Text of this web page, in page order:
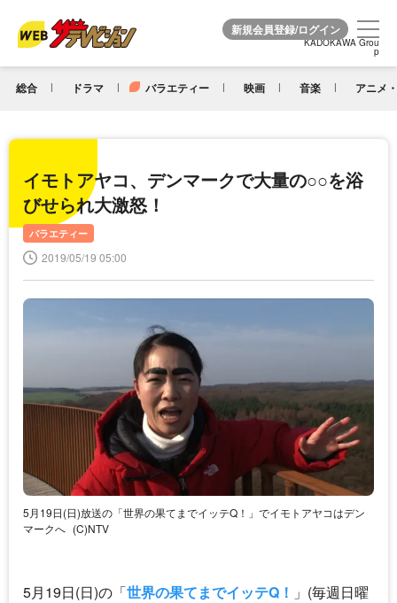
KADOKAWA Grou
p
総合 ドラマ バラエティー 映画 音楽 アニメ
KADOKAWA Grou
p
イモトアヤコ、デンマークで大量の○○を浴
びせられ大激怒！
バラエティー
2019/05/19 05:00
5月19日(日)放送の「世界の果てまでイッテQ！」でイモトアヤコはデン
マークへ (C)NTV
5月19日(日)の「世界の果てまでイッテQ！ 」(毎週日曜